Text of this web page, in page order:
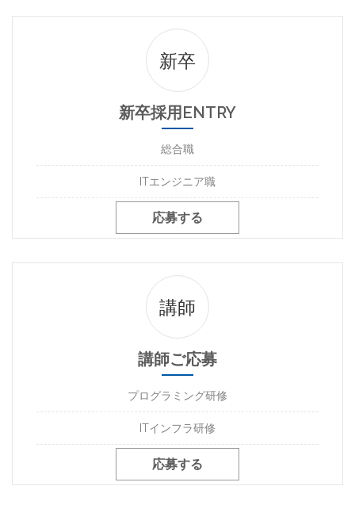
新卒
新卒採用ENTRY
総合職
ITエンジニア職
応募する
講師
講師ご応募
プログラミング研修
ITインフラ研修
応募する